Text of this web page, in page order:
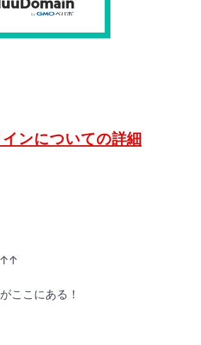
ンについての詳細
ここにある！